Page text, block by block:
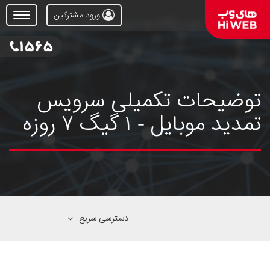
Open
Menu
ورود مشترکین
توضیحات تکمیلی سرویس
تمدید موبایل - ۱ گیگ ۷ روزه
دسترسی سریع